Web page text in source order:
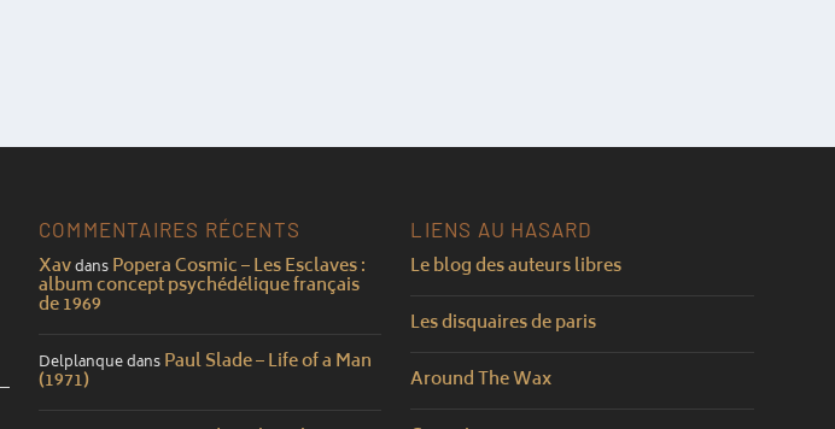
COMMENTAIRES RÉCENTS
XavdansPopera Cosmic – Les Esclaves :
album concept psychédélique français
de 1969
DelplanquedansPaul Slade – Life of a Man
(1971)
LIENS AU HASARD
Le blog des auteurs libres
Les disquaires de paris
Around The Wax